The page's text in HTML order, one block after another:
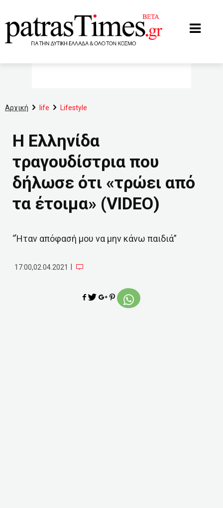
Αρχική life Lifestyle
Η Ελληνίδα
τραγουδίστρια που
δήλωσε ότι «τρώει από
τα έτοιμα» (VIDEO)
“Ήταν απόφασή μου να μην κάνω παιδιά”
17:00,02.04.2021